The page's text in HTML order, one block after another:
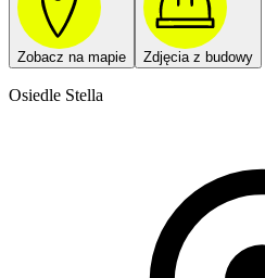
Zobacz na mapie Zdjęcia z budowy
Osiedle Stella